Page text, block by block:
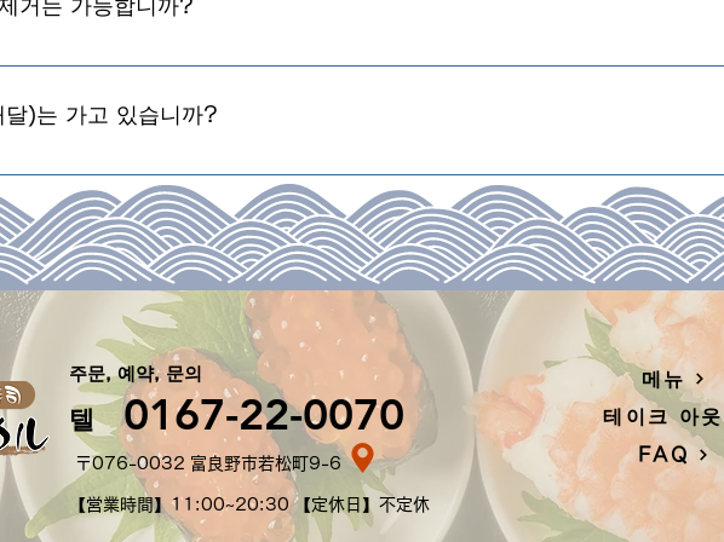
합니다.주문시 주문표에 기입 또는 직원에게 알려주십시오.또, 먹기 어려운 초밥
달)는 가고 있습니까?
, 택배는 받고 있지 않습니다.매장에서의 전달만이 됩니다.
주문, 예약, 문의
텔 0167-22-0070
〒076-0032 富良野市若松町9-6
【営業時間】11:00~20:30 【定休日】不定休
메뉴
테이크 아웃
FAQ